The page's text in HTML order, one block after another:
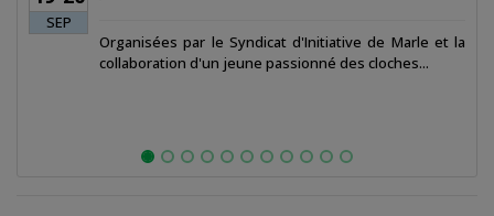
par le Syndicat d'Initiative de Marle et la
d'un jeune passionné des cloches...
Organisé par le